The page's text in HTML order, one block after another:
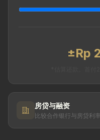
±Rp
房贷与融资
比较合作银行与房贷利率